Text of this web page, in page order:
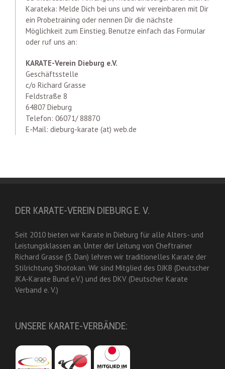
Karateka: Melde Dich bei uns und wir vereinbaren mit Dir
ein Probetraining oder nennen Dir die nächste
Möglichkeit zum Einstieg. Benutze einfach das Formular
oder ruf uns an:
KARATE-Verein Dieburg e.V.
Geschäftsstelle
c/o Richard Grasse
Feldstraße 8
64807 Dieburg
Telefon: 06071/ 88870
E-Mail: dieburg-karate (at) web.de
DER KARATE-VEREIN DIEBURG E. V.
Seit 2010 bieten wir Karate in Dieburg für alle Alters- und
Leistungsklassen an. Unter der Leitung von Cheftrainer
Richard Grasse (5. Dan) lehren wir traditionelles Karate der
Stilrichtung Shotokan. Wir sind Mitglied des DJKB (Deutscher
JKA-Karate Bund e.V.) und des DKV (Deutscher Karate
Verband e. V.)
UNSERE KARATE-VERBÄNDE: